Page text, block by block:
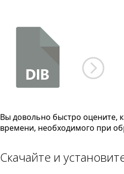
Вы довольно быстро оцените,
времени, необходимого при
Скачайте и